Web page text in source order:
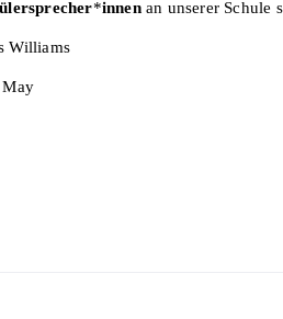
*innenan unserer Schule
Williams